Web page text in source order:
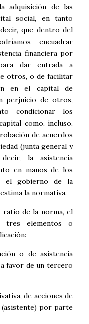
adquisición de las
social, en tanto
que dentro del
encuadrar
financiera por
dar entrada a
otros, o de facilitar
en el capital de
perjuicio de otros,
condicionar los
como, incluso,
de acuerdos
(junta general y
la asistencia
en manos de los
el gobierno de la
la normativa.
de la norma, el
tres elementos o
o de asistencia
favor de un tercero
de acciones de
(asistente) por parte